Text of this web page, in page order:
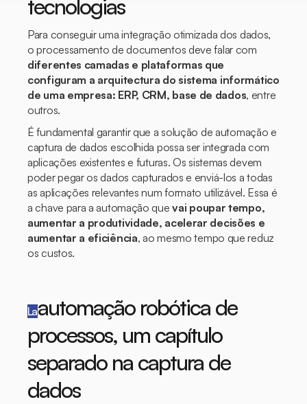
tecnologias
Para conseguir uma integração otimizada dos dados,
o processamento de documentos deve falar com
diferentes camadas e plataformas que
configuram a arquitectura do sistema informático
de uma empresa: ERP, CRM, base de dados, entre
outros.
É fundamental garantir que a solução de automação e
captura de dados escolhida possa ser integrada com
aplicações existentes e futuras. Os sistemas devem
poder pegar os dados capturados e enviá-los a todas
as aplicações relevantes num formato utilizável. Essa é
a chave para a automação quevai poupar tempo,
aumentar a produtividade, acelerar decisões e
aumentar a eficiência, ao mesmo tempo que reduz
os custos.
Laautomação robótica de
processos, um capítulo
separado na captura de
dados